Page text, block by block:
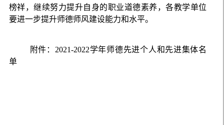
榜祥，继续努力提升自身的职业道德素养，各教学单位
要进一步提升师德师风建设能力和水平。
附件： 2021-2022学年师德先进个人和先进集体名
单